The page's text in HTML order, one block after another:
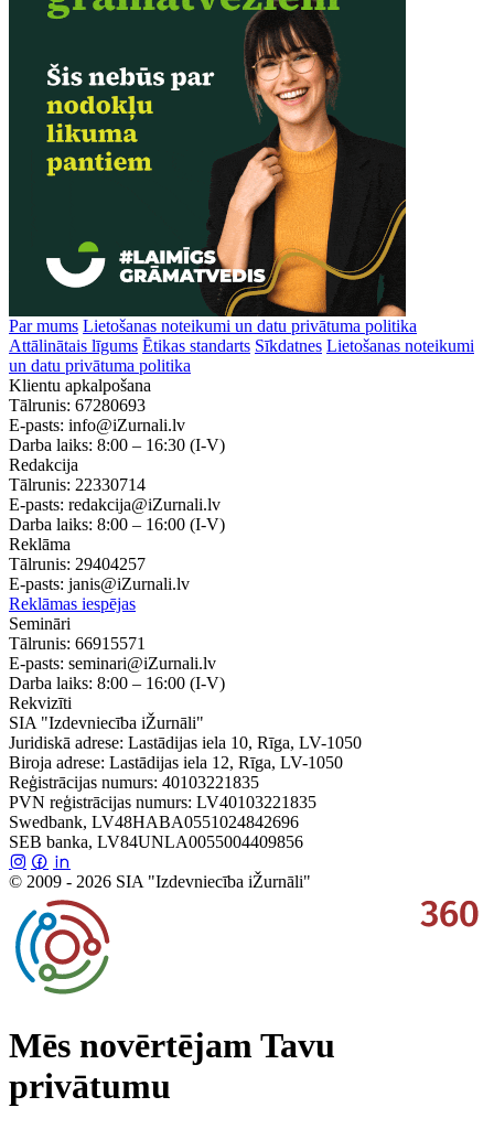
Par mums Lietošanas noteikumi un datu privātuma politika
Attālinātais līgums Ētikas standarts Sīkdatnes Lietošanas noteikumi
un datu privātuma politika
Klientu apkalpošana
Tālrunis: 67280693
E-pasts: info@iZurnali.lv
Darba laiks: 8:00 – 16:30 (I-V)
Redakcija
Tālrunis: 22330714
E-pasts: redakcija@iZurnali.lv
Darba laiks: 8:00 – 16:00 (I-V)
Reklāma
Tālrunis: 29404257
E-pasts: janis@iZurnali.lv
Reklāmas iespējas
Semināri
Tālrunis: 66915571
E-pasts: seminari@iZurnali.lv
Darba laiks: 8:00 – 16:00 (I-V)
Rekvizīti
SIA "Izdevniecība iŽurnāli"
Juridiskā adrese: Lastādijas iela 10, Rīga, LV-1050
Biroja adrese: Lastādijas iela 12, Rīga, LV-1050
Reģistrācijas numurs: 40103221835
PVN reģistrācijas numurs: LV40103221835
Swedbank, LV48HABA0551024842696
SEB banka, LV84UNLA0055004409856
© 2009 - 2026 SIA "Izdevniecība iŽurnāli"
Mēs novērtējam Tavu
privātumu